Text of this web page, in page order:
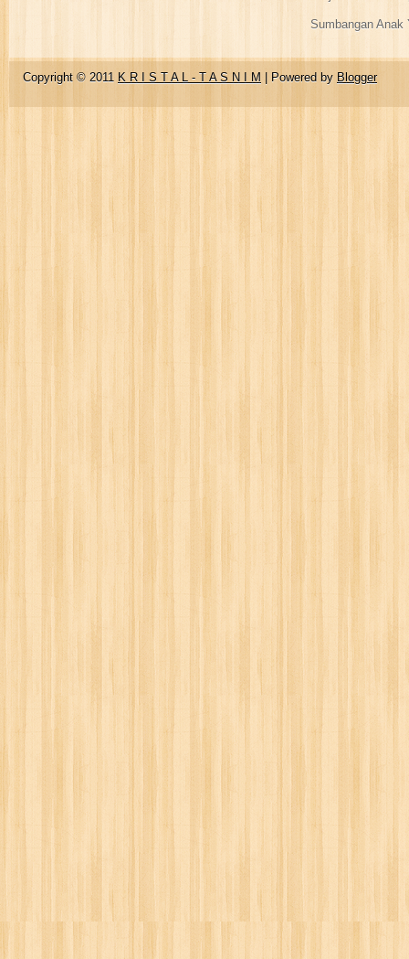
Sumbangan Anak
Copyright © 2011 K R I S T A L - T A S N I M | Powered by Blogger